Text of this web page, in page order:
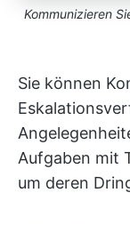
Kommunizieren
Sie können
Aufgaben mit
um deren